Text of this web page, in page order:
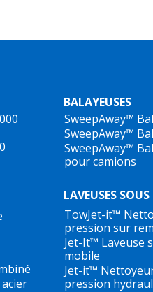
BALAYEUSES
SweepAway™
SweepAway™
SweepAway™
pour camions
LAVEUSES
TowJet-it™
pression sur
Jet-It™ Laveuse
mobile
Jet-it™
pression